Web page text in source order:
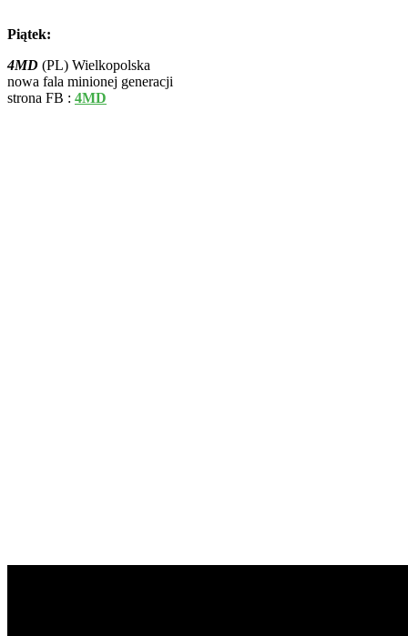
Piątek:
4MD (PL) Wielkopolska
nowa fala minionej generacji
strona FB : 4MD